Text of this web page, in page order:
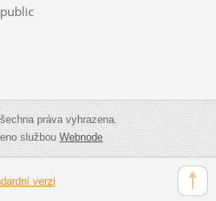
práva vyhrazena.
službouWebnode
verzi